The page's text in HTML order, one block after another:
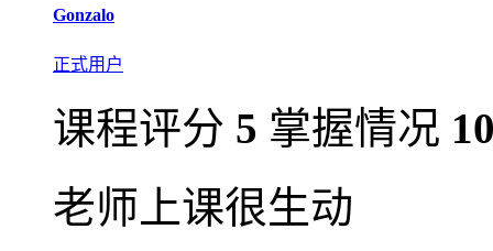
Gonzalo
正式用户
课程评分 5 掌握情况
老师上课很生动